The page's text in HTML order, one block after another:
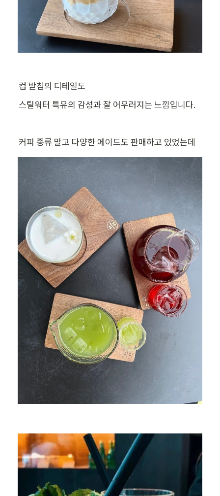
컵 받침의 디테일도
스틸워터 특유의 감성과 잘 어우러지는 느낌입니다.
커피 종류 말고 다양한 에이드도 판매하고 있었는데